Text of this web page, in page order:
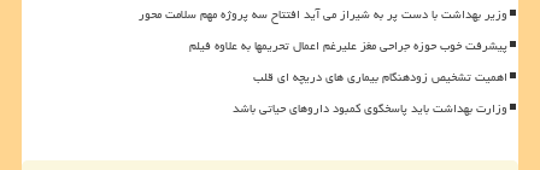
وزیر بهداشت با دست پر به شیراز می آید افتتاح سه پروژه مهم سلامت محور
پیشرفت خوب حوزه جراحی مغز علیرغم اعمال تحریمها به علاوه فیلم
اهمیت تشخیص زودهنگام بیماری های دریچه ای قلب
وزارت بهداشت باید پاسخگوی کمبود داروهای حیاتی باشد